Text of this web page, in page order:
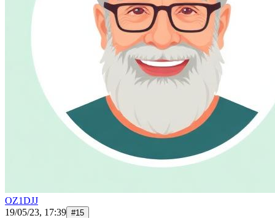
OZ1DJJ
19/05/23, 17:39 #15